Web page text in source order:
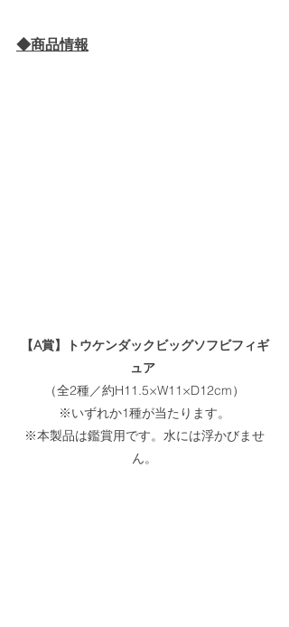
◆商品情報
【A賞】トウケンダックビッグソフビフィギ
ュア
（全2種／約H11.5×W11×D12cm）
※いずれか1種が当たります。
※本製品は鑑賞用です。水には浮かびませ
ん。